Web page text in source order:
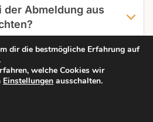
vier und sieben
ab Rotterdam
die genaue Dauer.
zusätzlich ein bis zwei
abhängig von der
der Abmeldung aus
Wohnung vollständig
Einwohnermeldeamt
Aufenthalte in
trotz Irland-Wohnsitz zur
führen.
benötige ich für
Aufstellung aller
dir die bestmögliche Erfahrung auf
welche Cookies wir
Einstellungen ausschalten.